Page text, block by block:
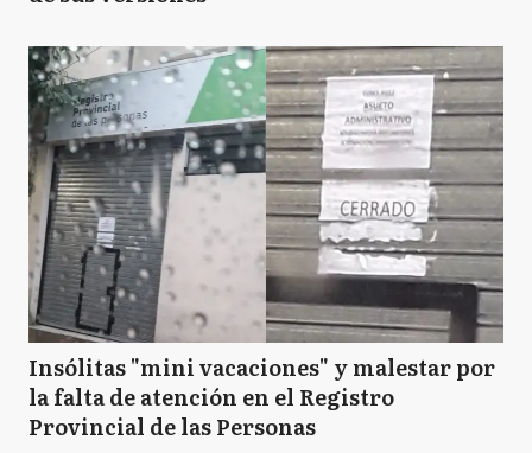
Insólitas "mini vacaciones" y malestar por
la falta de atención en el Registro
Provincial de las Personas